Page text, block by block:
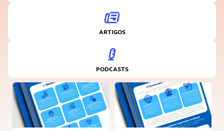
ARTIGOS
PODCASTS